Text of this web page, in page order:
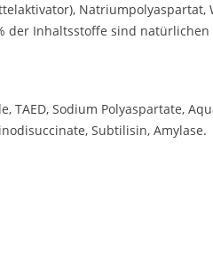
der Inhaltsstoffe sind natürlichen
TAED, Sodium Polyaspartate,
Subtilisin, Amylase.